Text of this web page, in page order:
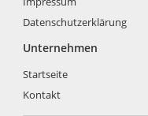
Datenschutzerklärung
Unternehmen
Startseite
Kontakt